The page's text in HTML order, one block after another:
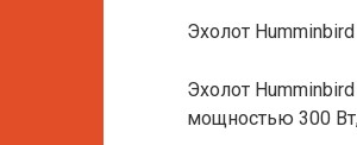
Эхолот
Эхолот
мощностью 300